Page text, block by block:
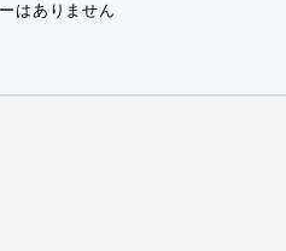
はありません